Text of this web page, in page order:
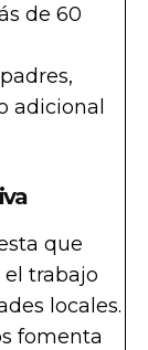
de 60
adicional
que
trabajo
locales.
fomenta